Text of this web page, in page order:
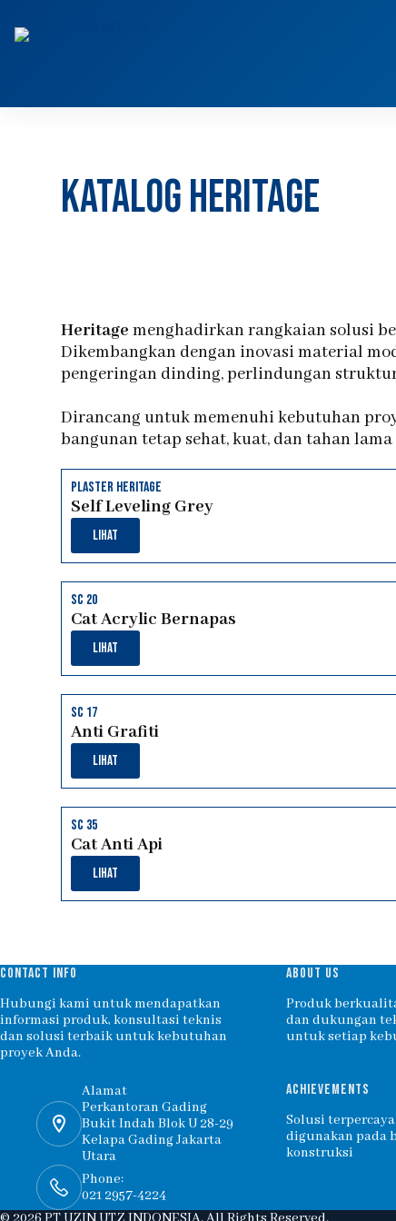
katalog heritage
Heritage menghadirkan rangkaian solusi
Dikembangkan dengan inovasi material
pengeringan dinding, perlindungan
Dirancang untuk memenuhi kebutuhan
bangunan tetap sehat, kuat, dan tahan lama
plaster heritage
Self Leveling Grey
Lihat
sc 20
Cat Acrylic Bernapas
Lihat
sc 17
Anti Grafiti
Lihat
sc 35
Cat Anti Api
Lihat
CONTACT INFO
Hubungi kami untuk mendapatkan
informasi produk, konsultasi teknis
dan solusi terbaik untuk kebutuhan
proyek Anda.
Alamat
Perkantoran Gading
Bukit Indah Blok U 28-29
Kelapa Gading Jakarta
Utara
Phone:
021 2957-4224
ABOUT US
Produk
dan dukungan
untuk setiap
ACHIEVEMENTS
Solusi
digunakan pada
konstruksi